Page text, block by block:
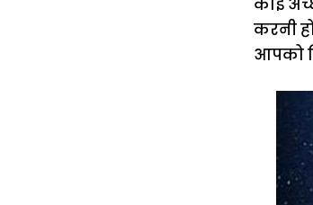
कोई
करनी
आपको